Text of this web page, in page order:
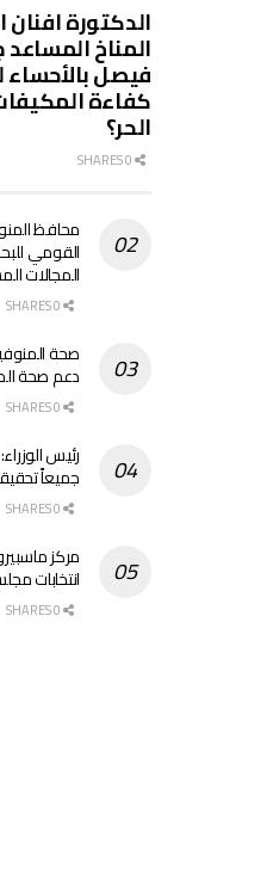
الدكتورة
المناخ
فيصل
كفاءة
الحر؟
محافظ
القومي
المجالات
دعم صحة
رئيس
جميعاً
مركز
انتخابات